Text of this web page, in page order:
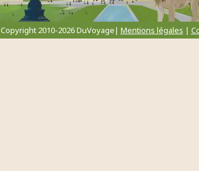
Copyright 2010-2026 DuVoyage| Mentions légales |